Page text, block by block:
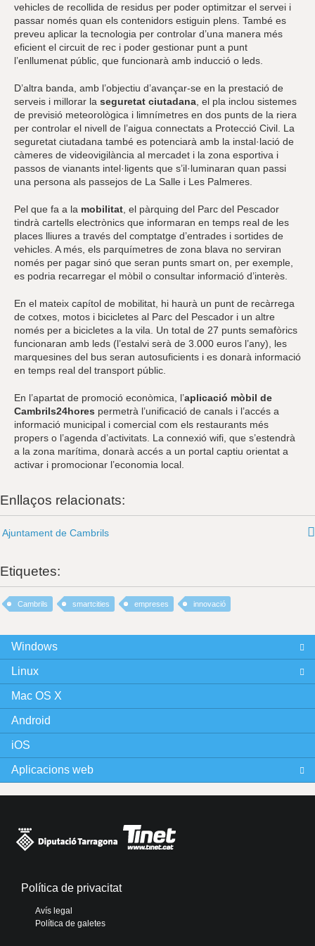
vehicles de recollida de residus per poder optimitzar el servei i
passar només quan els contenidors estiguin plens. També es
preveu aplicar la tecnologia per controlar d’una manera més
eficient el circuit de rec i poder gestionar punt a punt
l’enllumenat públic, que funcionarà amb inducció o leds.
D’altra banda, amb l’objectiu d’avançar-se en la prestació de
serveis i millorar la seguretat ciutadana , el pla inclou sistemes
de previsió meteorològica i limnímetres en dos punts de la riera
per controlar el nivell de l’aigua connectats a Protecció Civil. La
seguretat ciutadana també es potenciarà amb la instal·lació de
càmeres de videovigilància al mercadet i la zona esportiva i
passos de vianants intel·ligents que s’il·luminaran quan passi
una persona als passejos de La Salle i Les Palmeres.
Pel que fa a la mobilitat , el pàrquing del Parc del Pescador
tindrà cartells electrònics que informaran en temps real de les
places lliures a través del comptatge d’entrades i sortides de
vehicles. A més, els parquímetres de zona blava no serviran
només per pagar sinó que seran punts smart on, per exemple,
es podria recarregar el mòbil o consultar informació d’interès.
En el mateix capítol de mobilitat, hi haurà un punt de recàrrega
de cotxes, motos i bicicletes al Parc del Pescador i un altre
només per a bicicletes a la vila. Un total de 27 punts semafòrics
funcionaran amb leds (l’estalvi serà de 3.000 euros l’any), les
marquesines del bus seran autosuficients i es donarà informació
en temps real del transport públic.
En l’apartat de promoció econòmica, l’aplicació mòbil de
Cambrils24hores permetrà l’unificació de canals i l’accés a
informació municipal i comercial com els restaurants més
propers o l’agenda d’activitats. La connexió wifi, que s’estendrà
a la zona marítima, donarà accés a un portal captiu orientat a
activar i promocionar l’economia local.
Enllaços relacionats:
Ajuntament de Cambrils
Etiquetes:
Cambrils smartcities empreses innovació
Windows
Linux
Mac OS X
Android
iOS
Aplicacions web
Política de privacitat
Avís legal
Política de galetes